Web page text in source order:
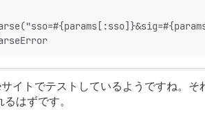
サイトでテストしているようですね。
はずです。